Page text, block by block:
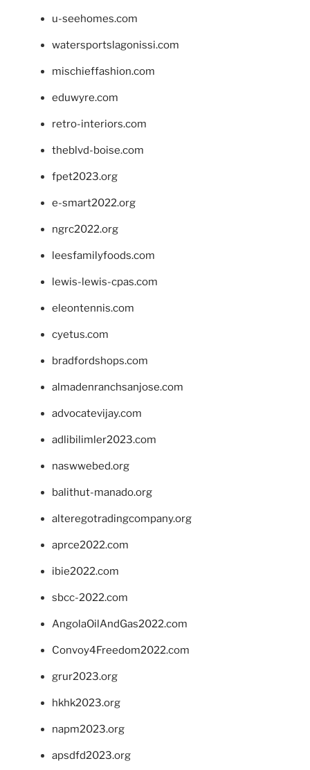
u-seehomes.com
watersportslagonissi.com
mischieffashion.com
eduwyre.com
retro-interiors.com
theblvd-boise.com
fpet2023.org
e-smart2022.org
ngrc2022.org
leesfamilyfoods.com
lewis-lewis-cpas.com
eleontennis.com
cyetus.com
bradfordshops.com
almadenranchsanjose.com
advocatevijay.com
adlibilimler2023.com
naswwebed.org
balithut-manado.org
alteregotradingcompany.org
aprce2022.com
ibie2022.com
sbcc-2022.com
AngolaOilAndGas2022.com
Convoy4Freedom2022.com
grur2023.org
hkhk2023.org
napm2023.org
apsdfd2023.org